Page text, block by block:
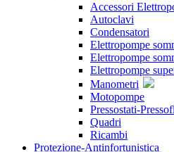
Accessori
Autoclavi
Condensatori
Elettropompe
Elettropompe
Elettropompe
Manometri
Motopompe
Pressostati-
Quadri
Ricambi
Protezione-Antinfortunistica